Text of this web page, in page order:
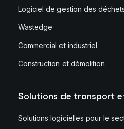
Logiciel de gestion des
Wastedge
Commercial et industriel
Construction et démolition
Solutions de transport
Solutions logicielles pour le